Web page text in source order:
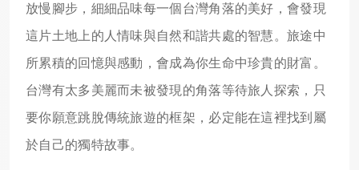
放慢腳步，細細品味每一個台灣角落的美好，會發現
這片土地上的人情味與自然和諧共處的智慧。旅途中
所累積的回憶與感動，會成為你生命中珍貴的財富。
台灣有太多美麗而未被發現的角落等待旅人探索，只
要你願意跳脫傳統旅遊的框架，必定能在這裡找到屬
於自己的獨特故事。